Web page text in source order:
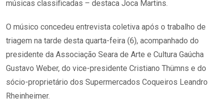
músicas classificadas – destaca Joca Martins.
O músico concedeu entrevista coletiva após o trabalho de
triagem na tarde desta quarta-feira (6), acompanhado do
presidente da Associação Seara de Arte e Cultura Gaúcha
Gustavo Weber, do vice-presidente Cristiano Thümns e do
sócio-proprietário dos Supermercados Coqueiros Leandro
Rheinheimer.